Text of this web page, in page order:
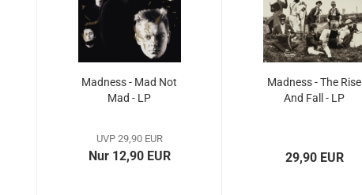
Madness - Mad Not
Mad - LP
UVP 29,90 EUR
Nur 12,90 EUR
Madness - The Rise
And Fall - LP
29,90 EUR